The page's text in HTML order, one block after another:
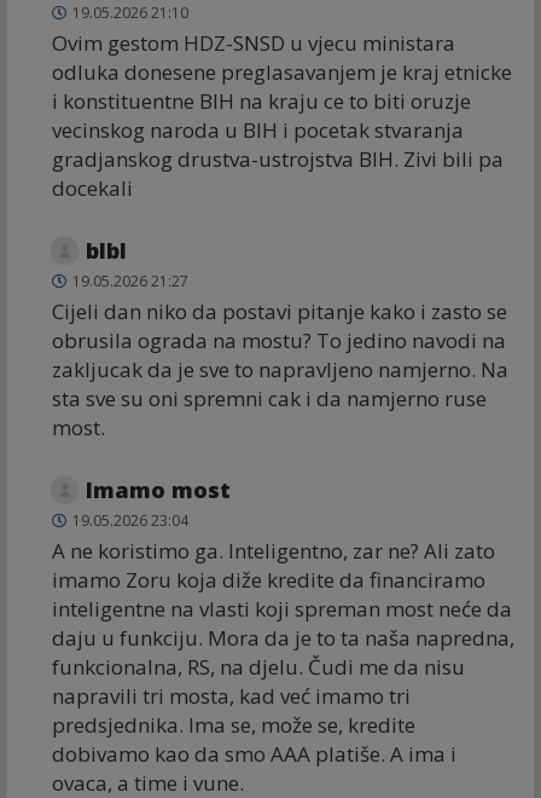
19.05.2026 21:10
Ovim gestom HDZ-SNSD u vjecu ministara
odluka donesene preglasavanjem je kraj etnicke
i konstituentne BIH na kraju ce to biti oruzje
vecinskog naroda u BIH i pocetak stvaranja
gradjanskog drustva-ustrojstva BIH. Zivi bili pa
docekali
blbl
19.05.2026 21:27
Cijeli dan niko da postavi pitanje kako i zasto se
obrusila ograda na mostu? To jedino navodi na
zakljucak da je sve to napravljeno namjerno. Na
sta sve su oni spremni cak i da namjerno ruse
most.
Imamo most
19.05.2026 23:04
A ne koristimo ga. Inteligentno, zar ne? Ali zato
imamo Zoru koja diže kredite da financiramo
inteligentne na vlasti koji spreman most neće da
daju u funkciju. Mora da je to ta naša napredna,
funkcionalna, RS, na djelu. Čudi me da nisu
napravili tri mosta, kad već imamo tri
predsjednika. Ima se, može se, kredite
dobivamo kao da smo AAA platiše. A ima i
ovaca, a time i vune.